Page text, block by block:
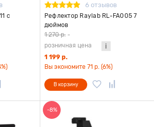
с
6 отзывов
Рефлектор Raylab RL-FA005 7
дюймов
1 270 р. -
розничная цена
1 199 р.
Вы экономите 71 р. (6%)
В корзину
-8%